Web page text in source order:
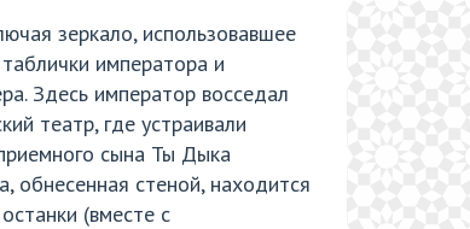
зеркало, использовавшее
императора и
Здесь император восседал
театр, где устраивали
сына Ты Дыка
стеной, находится
(вместе с